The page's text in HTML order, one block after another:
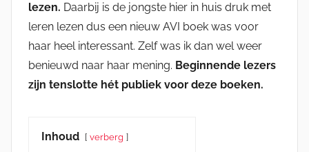
lezen. Daarbij is de jongste hier in huis druk met
leren lezen dus een nieuw AVI boek was voor
haar heel interessant. Zelf was ik dan wel weer
benieuwd naar haar mening. Beginnende lezers
zijn tenslotte hét publiek voor deze boeken.
Inhoud verberg